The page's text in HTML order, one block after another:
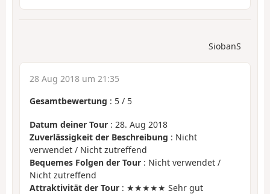
SiobanS
28 Aug 2018 um 21:35
Gesamtbewertung : 5 / 5
Datum deiner Tour : 28. Aug 2018
Zuverlässigkeit der Beschreibung : Nicht
verwendet / Nicht zutreffend
Bequemes Folgen der Tour : Nicht verwendet /
Nicht zutreffend
Attraktivität der Tour : ★★★★★ Sehr gut